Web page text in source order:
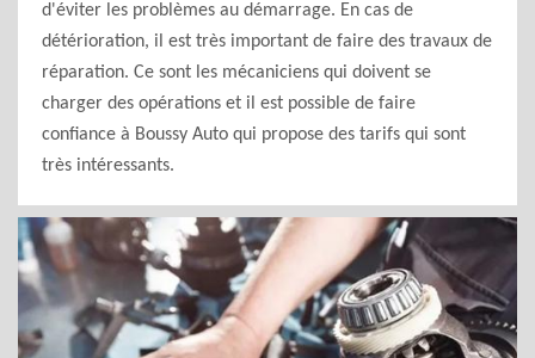
d'éviter les problèmes au démarrage. En cas de
détérioration, il est très important de faire des travaux de
réparation. Ce sont les mécaniciens qui doivent se
charger des opérations et il est possible de faire
confiance à Boussy Auto qui propose des tarifs qui sont
très intéressants.